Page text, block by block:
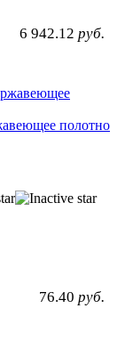
6 942.12 руб.
полотно
76.40 руб.